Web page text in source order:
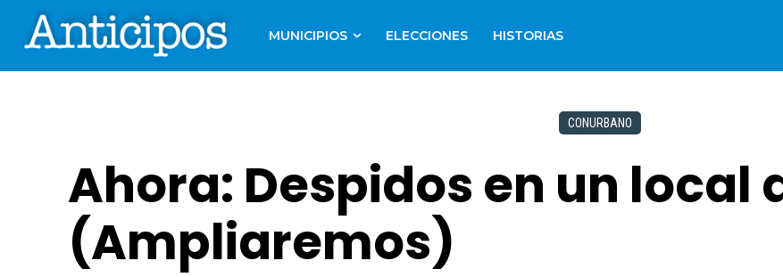
MUNICIPIOS ELECCIONES HISTORIAS
CONURBANO
Ahora: Despidos en un local
(Ampliaremos)